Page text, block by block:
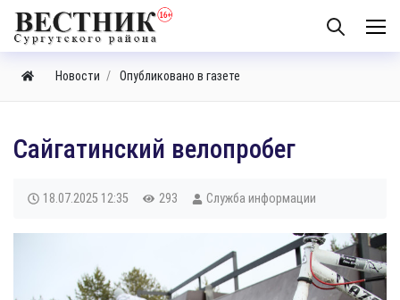
Новости Опубликовано в газете
​Сайгатинский велопробег
18.07.2025 12:35 293 Служба информации